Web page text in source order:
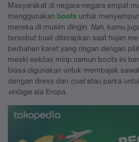
Masyarakat di negara-negara empat
menggunakan boots untuk
mereka di musim dingin. Nah, kamu
tersebut buat diterapkan saat hujan
berbahan karet yang ringan dengan
meski sekilas mirip namun boots ini
biasa digunakan untuk membajak
dengan dress dan coatatau parka
vintage ala Eropa.